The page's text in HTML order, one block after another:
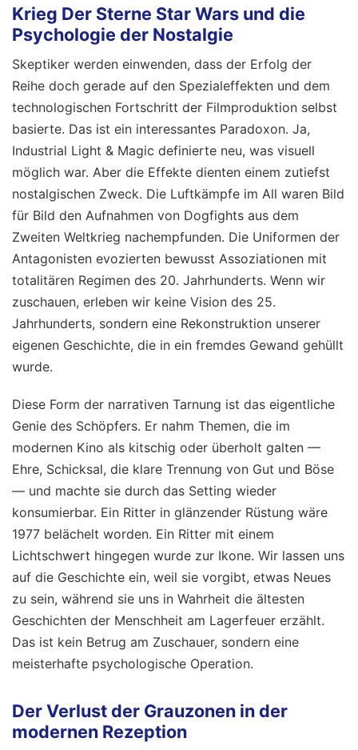
Krieg Der Sterne Star Wars und die
Psychologie der Nostalgie
Skeptiker werden einwenden, dass der Erfolg der
Reihe doch gerade auf den Spezialeffekten und dem
technologischen Fortschritt der Filmproduktion selbst
basierte. Das ist ein interessantes Paradoxon. Ja,
Industrial Light & Magic definierte neu, was visuell
möglich war. Aber die Effekte dienten einem zutiefst
nostalgischen Zweck. Die Luftkämpfe im All waren Bild
für Bild den Aufnahmen von Dogfights aus dem
Zweiten Weltkrieg nachempfunden. Die Uniformen der
Antagonisten evozierten bewusst Assoziationen mit
totalitären Regimen des 20. Jahrhunderts. Wenn wir
zuschauen, erleben wir keine Vision des 25.
Jahrhunderts, sondern eine Rekonstruktion unserer
eigenen Geschichte, die in ein fremdes Gewand gehüllt
wurde.
Diese Form der narrativen Tarnung ist das eigentliche
Genie des Schöpfers. Er nahm Themen, die im
modernen Kino als kitschig oder überholt galten —
Ehre, Schicksal, die klare Trennung von Gut und Böse
— und machte sie durch das Setting wieder
konsumierbar. Ein Ritter in glänzender Rüstung wäre
1977 belächelt worden. Ein Ritter mit einem
Lichtschwert hingegen wurde zur Ikone. Wir lassen uns
auf die Geschichte ein, weil sie vorgibt, etwas Neues
zu sein, während sie uns in Wahrheit die ältesten
Geschichten der Menschheit am Lagerfeuer erzählt.
Das ist kein Betrug am Zuschauer, sondern eine
meisterhafte psychologische Operation.
Der Verlust der Grauzonen in der
modernen Rezeption